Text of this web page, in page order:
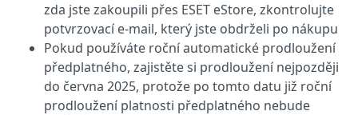
zda jste zakoupili přes ESET eStore, zkontrolujte
potvrzovací e-mail, který jste obdrželi po nákupu
Pokud používáte roční automatické prodloužení
předplatného, zajistěte si prodloužení nejpozději
do června 2025, protože po tomto datu již roční
prodloužení platnosti předplatného nebude